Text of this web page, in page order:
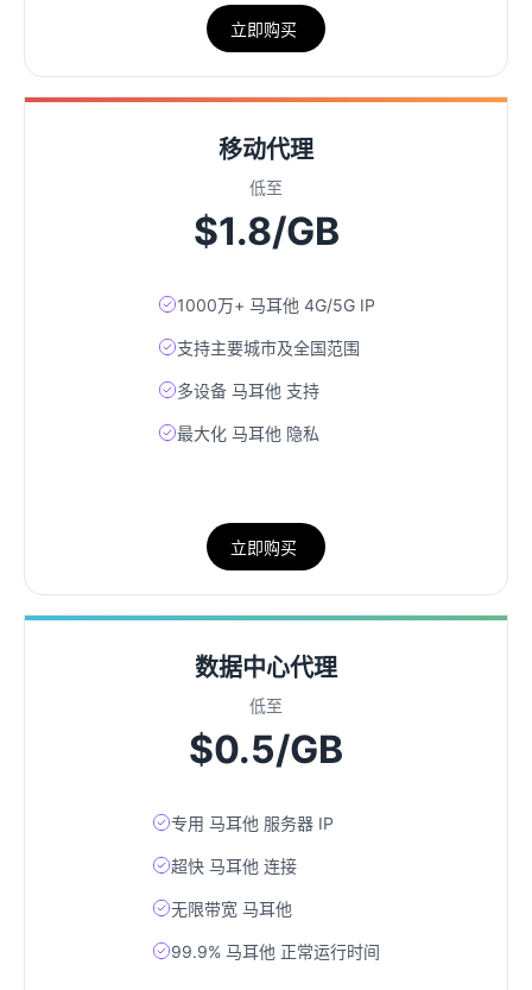
立即购买
移动代理
低至
$1.8/GB
1000万+ 马耳他 4G/5G IP
支持主要城市及全国范围
多设备 马耳他 支持
最大化 马耳他 隐私
立即购买
数据中心代理
低至
$0.5/GB
专用 马耳他 服务器 IP
超快 马耳他 连接
无限带宽 马耳他
99.9% 马耳他 正常运行时间